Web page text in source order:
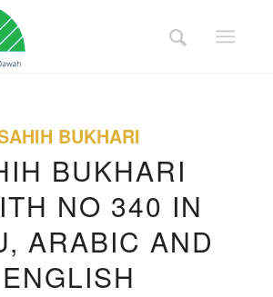
BUKHARI
BUKHARI
NO 340 IN
ARABIC AND
ENGLISH